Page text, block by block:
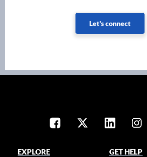
Let's connect
EXPLORE
GET HELP